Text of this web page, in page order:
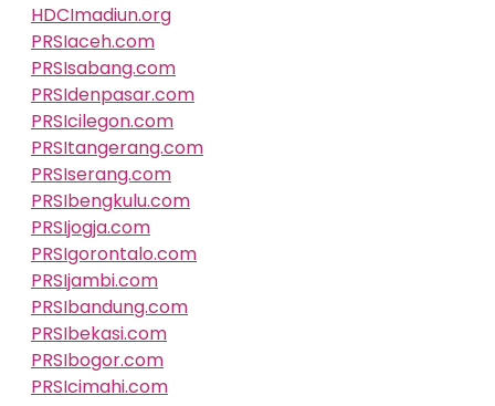
HDCImadiun.org
PRSIaceh.com
PRSIsabang.com
PRSIdenpasar.com
PRSIcilegon.com
PRSItangerang.com
PRSIserang.com
PRSIbengkulu.com
PRSIjogja.com
PRSIgorontalo.com
PRSIjambi.com
PRSIbandung.com
PRSIbekasi.com
PRSIbogor.com
PRSIcimahi.com